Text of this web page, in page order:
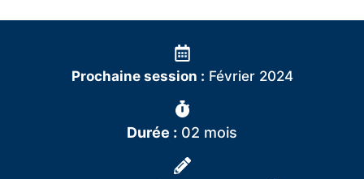
Prochaine session : Février 2024
Durée : 02 mois